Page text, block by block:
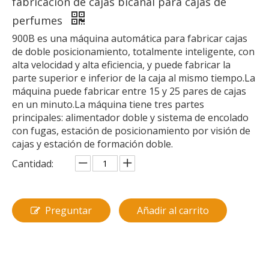
perfumes
900B es una máquina automática para fabricar cajas
de doble posicionamiento, totalmente inteligente, con
alta velocidad y alta eficiencia, y puede fabricar la
parte superior e inferior de la caja al mismo tiempo.La
máquina puede fabricar entre 15 y 25 pares de cajas
en un minuto.La máquina tiene tres partes
principales: alimentador doble y sistema de encolado
con fugas, estación de posicionamiento por visión de
cajas y estación de formación doble.
Cantidad:
Preguntar Añadir al carrito